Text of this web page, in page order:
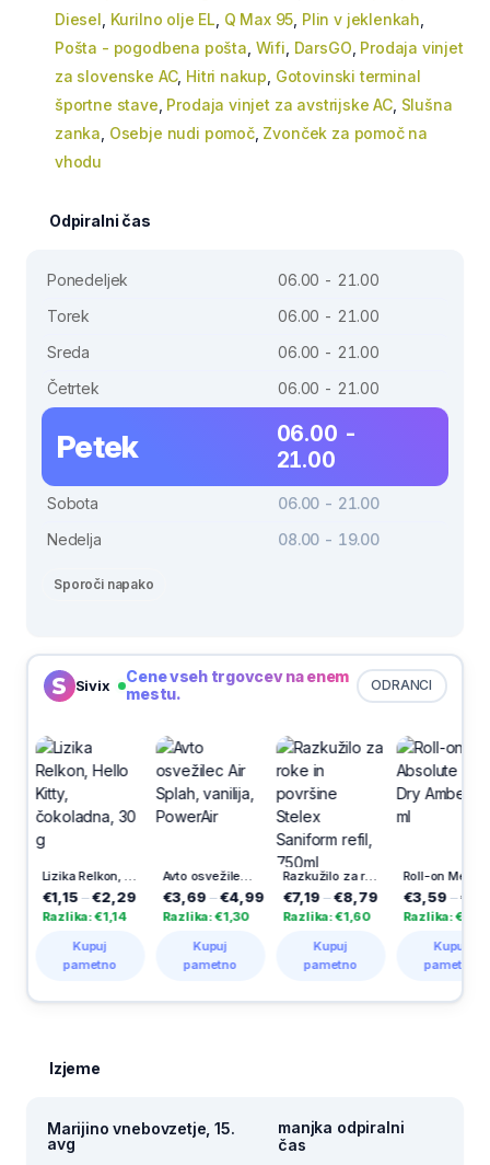
Diesel Kurilno olje EL Q Max 95 Plin v jeklenkah
Pošta - pogodbena pošta Wifi DarsGO Prodaja vinjet
za slovenske AC, Hitri nakup Gotovinski terminal
športne stave Prodaja vinjet za avstrijske AC, Slušna
zanka Osebje nudi pomoč, Zvonček za pomoč na
vhodu
Odpiralni čas
Ponedeljek
06.00 - 21.00
Torek
06.00 - 21.00
Sreda
06.00 - 21.00
Četrtek
06.00 - 21.00
Petek
06.00 -
21.00
Sobota
06.00 - 21.00
Nedelja
08.00 - 19.00
Sporoči napako
Sivix ODRANCI
Cene vseh trgovcev na enem
mestu.
Lizika Relkon, Hello Kitty, čokoladna, 30 g
–€2,29
Razlika: €1,14
pametno
Avto osvežilec Air Splah, vanilija, PowerAir
€3,69– €4,99
Razlika: €1,30
pametno
Razkužilo za roke in površine Stelex Saniform refil, 750ml
€7,19–€8,79
Razlika: €1,60
pametno
Roll-on Men Absolute Extra Dry Amber, 50 ml
€3,59– €5,09
Razlika: €1,50
pametno
Izjeme
Marijino vnebovzetje, 15.
avg
manjka odpiralni
čas